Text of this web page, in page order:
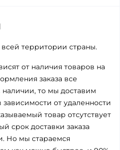
территории страны.
от наличия товаров на
заказа все
то мы доставим
зависимости от удаленности
товар отсутствует
срок доставки заказа
Но мы стараемся